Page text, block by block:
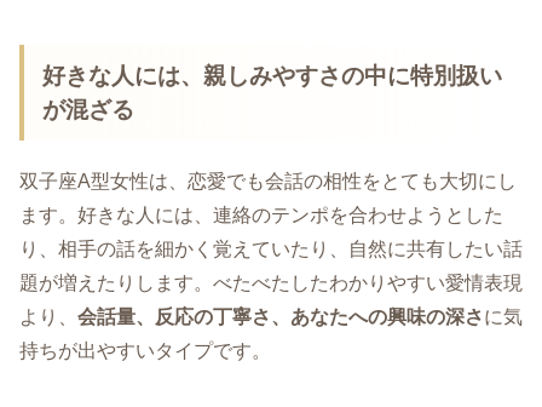
好きな人には、親しみやすさの中に特別扱い
が混ざる
双子座A型女性は、恋愛でも会話の相性をとても大切にし
ます。好きな人には、連絡のテンポを合わせようとした
り、相手の話を細かく覚えていたり、自然に共有したい話
題が増えたりします。べたべたしたわかりやすい愛情表現
より、 会話量、反応の丁寧さ、あなたへの興味の深さに気
持ちが出やすいタイプです。